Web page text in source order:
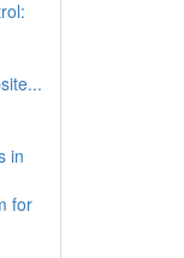
in
for